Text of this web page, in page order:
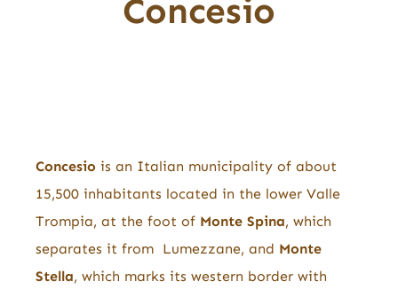
Concesio
Concesio is an Italian municipality of about
15,500 inhabitants located in the lower Valle
Trompia, at the foot of Monte Spina, which
separates it from Lumezzane, and Monte
Stella, which marks its western border with